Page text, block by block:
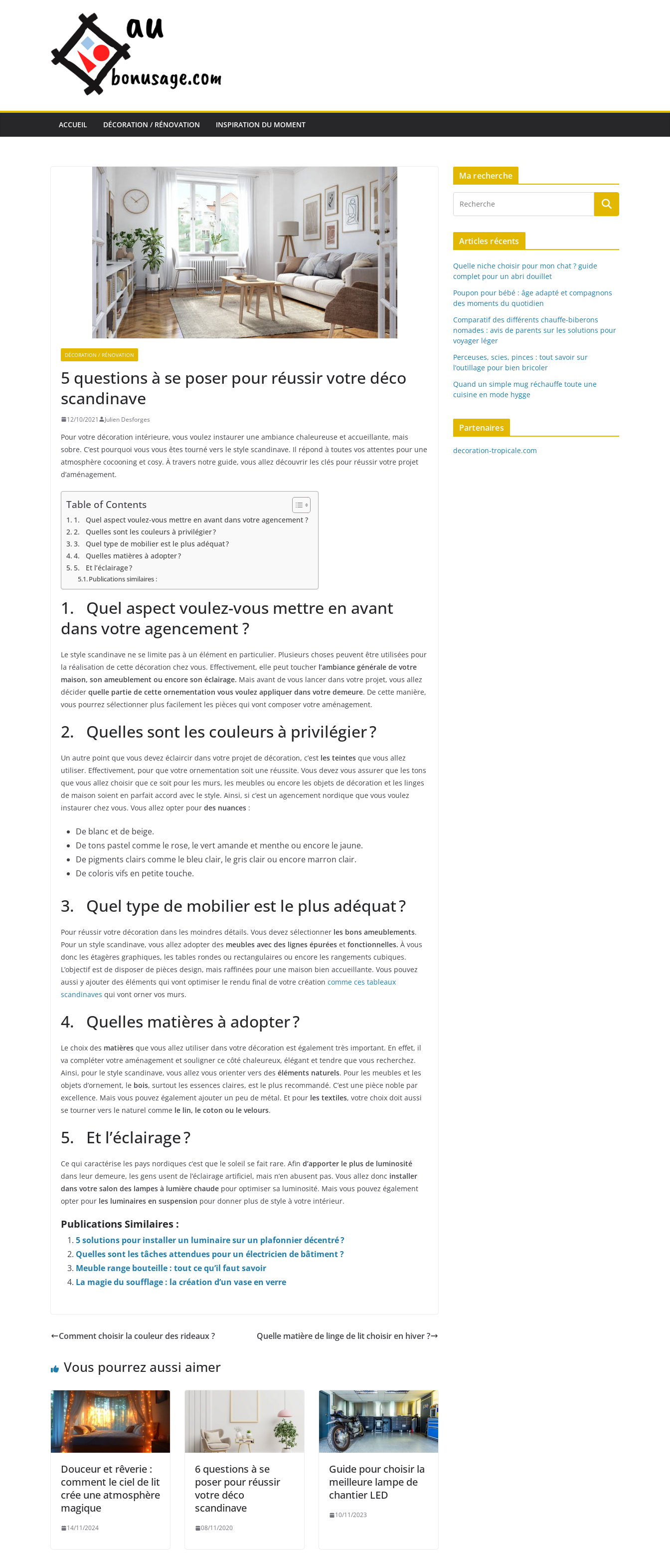
ACCUEIL DÉCORATION / RÉNOVATION INSPIRATION DU MOMENT
DÉCORATION / RÉNOVATION
5 questions à se poser pour réussir votre déco
scandinave
12/10/2021 Julien Desforges
Pour votre décoration intérieure, vous voulez instaurer une ambiance chaleureuse et accueillante, mais
sobre. C’est pourquoi vous vous êtes tourné vers le style scandinave. Il répond à toutes vos attentes pour une
atmosphère cocooning et cosy. À travers notre guide, vous allez découvrir les clés pour réussir votre projet
d’aménagement.
Table of Contents
1. Quel aspect voulez-vous mettre en avant dans votre agencement ?
2. Quelles sont les couleurs à privilégier ?
3. Quel type de mobilier est le plus adéquat ?
4. Quelles matières à adopter ?
5. Et l’éclairage ?
Publications similaires :
1. Quel aspect voulez-vous mettre en avant
dans votre agencement ?
Le style scandinave ne se limite pas à un élément en particulier. Plusieurs choses peuvent être utilisées pour
la réalisation de cette décoration chez vous. Effectivement, elle peut toucher l’ambiance générale de votre
maison, son ameublement ou encore son éclairage. Mais avant de vous lancer dans votre projet, vous allez
décider quelle partie de cette ornementation vous voulez appliquer dans votre demeure. De cette manière,
vous pourrez sélectionner plus facilement les pièces qui vont composer votre aménagement.
2. Quelles sont les couleurs à privilégier ?
Un autre point que vous devez éclaircir dans votre projet de décoration, c’est les teintes que vous allez
utiliser. Effectivement, pour que votre ornementation soit une réussite. Vous devez vous assurer que les tons
que vous allez choisir que ce soit pour les murs, les meubles ou encore les objets de décoration et les linges
de maison soient en parfait accord avec le style. Ainsi, si c’est un agencement nordique que vous voulez
instaurer chez vous. Vous allez opter pour des nuances :
De blanc et de beige.
De tons pastel comme le rose, le vert amande et menthe ou encore le jaune.
De pigments clairs comme le bleu clair, le gris clair ou encore marron clair.
De coloris vifs en petite touche.
3. Quel type de mobilier est le plus adéquat ?
Pour réussir votre décoration dans les moindres détails. Vous devez sélectionner les bons ameublements.
Pour un style scandinave, vous allez adopter des meubles avec des lignes épurées et fonctionnelles. À vous
donc les étagères graphiques, les tables rondes ou rectangulaires ou encore les rangements cubiques.
L’objectif est de disposer de pièces design, mais raffinées pour une maison bien accueillante. Vous pouvez
aussi y ajouter des éléments qui vont optimiser le rendu final de votre création comme ces tableaux
scandinaves qui vont orner vos murs.
4. Quelles matières à adopter ?
Le choix des matières que vous allez utiliser dans votre décoration est également très important. En effet, il
va compléter votre aménagement et souligner ce côté chaleureux, élégant et tendre que vous recherchez.
Ainsi, pour le style scandinave, vous allez vous orienter vers des éléments naturels. Pour les meubles et les
objets d’ornement, le bois, surtout les essences claires, est le plus recommandé. C’est une pièce noble par
excellence. Mais vous pouvez également ajouter un peu de métal. Et pour les textiles, votre choix doit aussi
se tourner vers le naturel comme le lin, le coton ou le velours.
5. Et l’éclairage ?
Ce qui caractérise les pays nordiques c’est que le soleil se fait rare. Afin d’apporter le plus de luminosité
dans leur demeure, les gens usent de l’éclairage artificiel, mais n’en abusent pas. Vous allez donc installer
dans votre salon des lampes à lumière chaude pour optimiser sa luminosité. Mais vous pouvez également
opter pour les luminaires en suspension pour donner plus de style à votre intérieur.
Publications Similaires :
5 solutions pour installer un luminaire sur un plafonnier décentré ?
Quelles sont les tâches attendues pour un électricien de bâtiment ?
Meuble range bouteille : tout ce qu’il faut savoir
La magie du soufflage : la création d’un vase en verre
Comment choisir la couleur des rideaux ? Quelle matière de linge de lit choisir en hiver ?
Vous pourrez aussi aimer
Douceur et rêverie :
comment le ciel de lit
crée une atmosphère
magique
14/11/2024
6 questions à se
poser pour réussir
votre déco
scandinave
08/11/2020
Guide pour choisir la
meilleure lampe de
chantier LED
10/11/2023
Ma recherche
Articles récents
Quelle niche choisir pour mon chat ? guide
complet pour un abri douillet
Poupon pour bébé : âge adapté et compagnons
des moments du quotidien
Comparatif des différents chauffe-biberons
nomades : avis de parents sur les solutions pour
voyager léger
Perceuses, scies, pinces : tout savoir sur
l’outillage pour bien bricoler
Quand un simple mug réchauffe toute une
cuisine en mode hygge
Partenaires
decoration-tropicale.com